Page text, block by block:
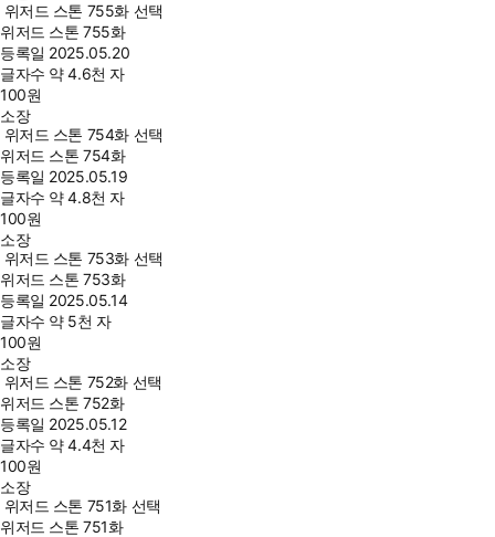
위저드 스톤 755화 선택
위저드 스톤 755화
등록일 2025.05.20
글자수 약 4.6천 자
100원
소장
위저드 스톤 754화 선택
위저드 스톤 754화
등록일 2025.05.19
글자수 약 4.8천 자
100원
소장
위저드 스톤 753화 선택
위저드 스톤 753화
등록일 2025.05.14
글자수 약 5천 자
100원
소장
위저드 스톤 752화 선택
위저드 스톤 752화
등록일 2025.05.12
글자수 약 4.4천 자
100원
소장
위저드 스톤 751화 선택
위저드 스톤 751화